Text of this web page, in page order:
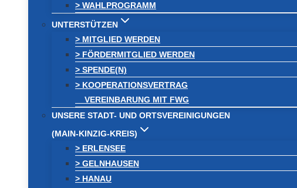
> WAHLPROGRAMM
UNTERSTÜTZEN
> MITGLIED WERDEN
> FÖRDERMITGLIED WERDEN
> SPENDE(N)
> KOOPERATIONSVERTRAG
VEREINBARUNG MIT FWG
UNSERE STADT- UND ORTSVEREINIGUNGEN
(MAIN-KINZIG-KREIS)
> ERLENSEE
> GELNHAUSEN
> HANAU